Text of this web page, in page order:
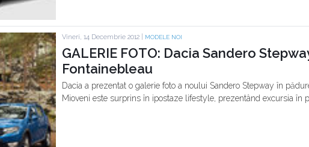
Vineri, 14 Decembrie 2012 | MODELE NOI
GALERIE FOTO: Dacia Sandero
Fontainebleau
Dacia a prezentat o galerie foto a noului Sandero Stepway în
Mioveni este surprins în ipostaze lifestyle, prezentând excursia în